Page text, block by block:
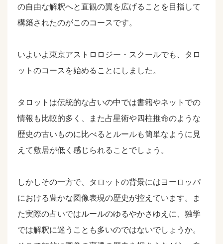
の自由な解釈へと直観の翼を広げることを目指して
構築されたのがこのコースです。
いよいよ東京アストロロジー・スクールでも、タロ
ットのコースを始めることにしました。
タロットは伝統的な占いの中では書籍やネットでの
情報も比較的多く、また占星術や四柱推命のような
歴史の古いものに比べるとルールも簡単なように見
えて敷居が低く感じられることでしょう。
しかしその一方で、タロットの背景にはヨーロッパ
における豊かな図像表現の歴史が控えています。ま
た実際の占いではルールのゆるやかさゆえに、独学
では解釈に迷うことも多いのではないでしょうか。